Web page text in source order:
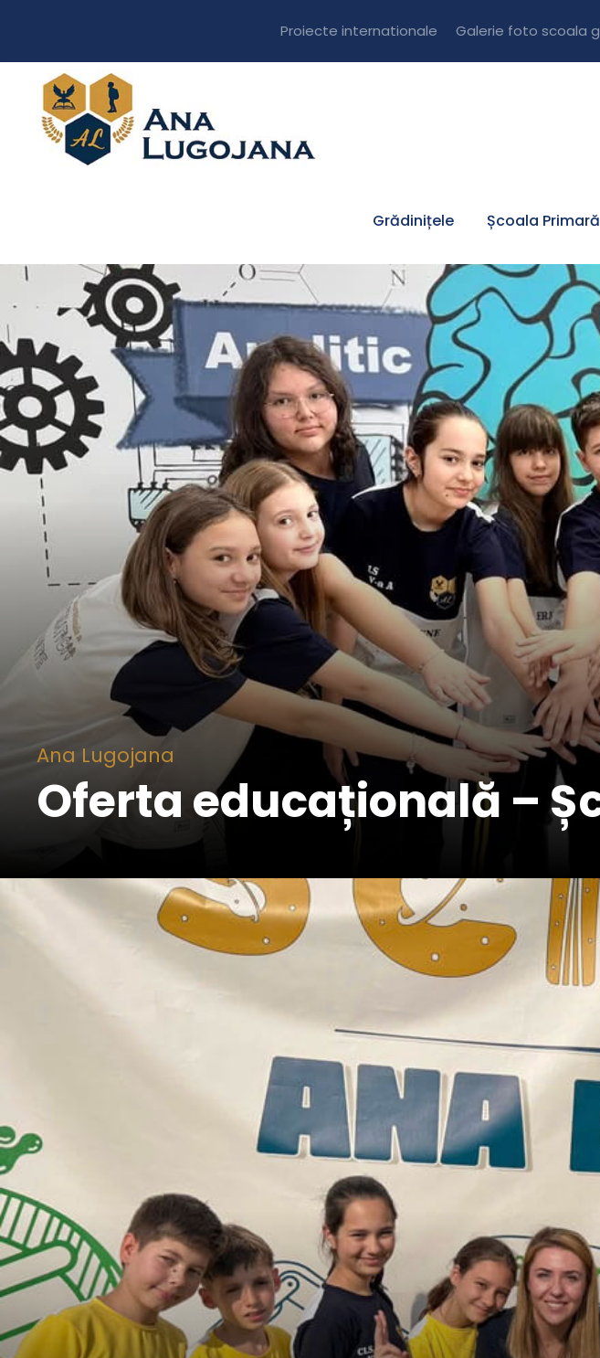
Proiecte internationale Galerie foto scoala
Grădinițele Școala Primară
Ana Lugojana
Oferta educațională –